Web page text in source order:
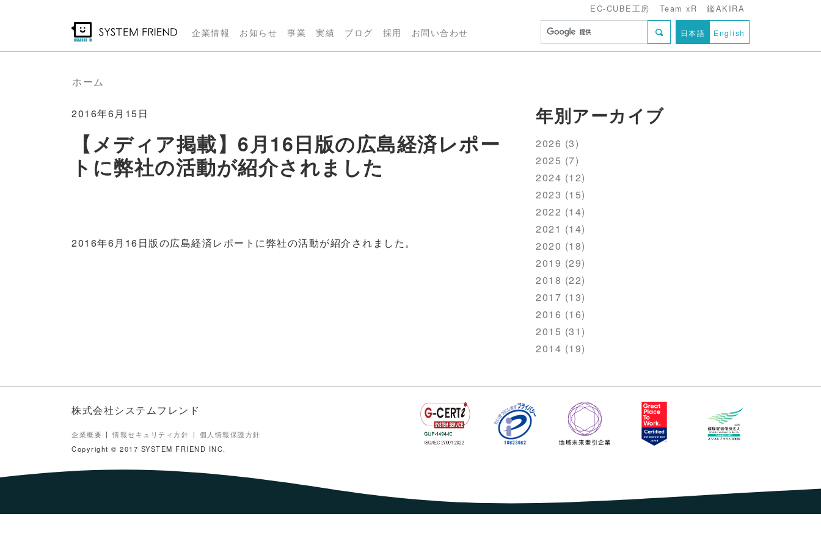
EC-CUBE工房 Team xR 鑑AKIRA
企業情報 お知らせ 事業 実績 ブログ 採用 お問い合わせ 日本語 English
ホーム
2016年6月15日
【メディア掲載】6月16日版の広島経済レポー
トに弊社の活動が紹介されました
2016年6月16日版の広島経済レポートに弊社の活動が紹介されました。
年別アーカイブ
2026 (3)
2025 (7)
2024 (12)
2023 (15)
2022 (14)
2021 (14)
2020 (18)
2019 (29)
2018 (22)
2017 (13)
2016 (16)
2015 (31)
2014 (19)
株式会社システムフレンド
企業概要 情報セキュリティ方針
個人情報保護方針
Copyright © 2017 SYSTEM FRIEND INC.